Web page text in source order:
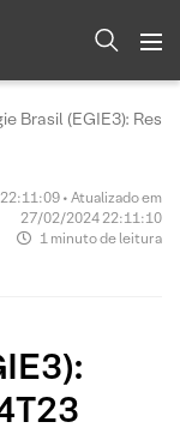
Brasil (EGIE3):
• Atualizado em
27/02/2024 22:11:10
1 minuto de leitura